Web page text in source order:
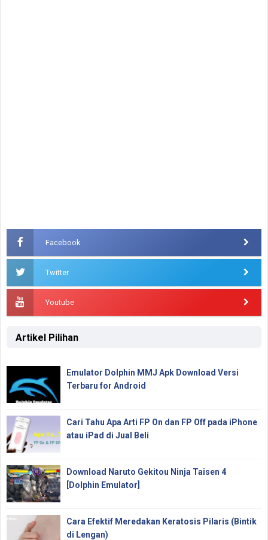
Facebook
Twitter
Youtube
Artikel Pilihan
Emulator Dolphin MMJ Apk Download Versi
Terbaru for Android
Cari Tahu Apa Arti FP On dan FP Off pada iPhone
atau iPad di Jual Beli
Download Naruto Gekitou Ninja Taisen 4
[Dolphin Emulator]
Cara Efektif Meredakan Keratosis Pilaris (Bintik
di Lengan)